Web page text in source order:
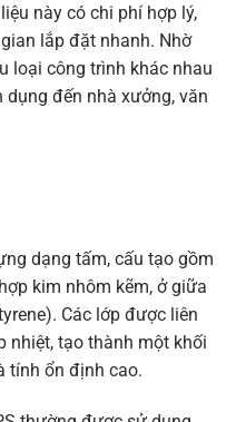
này có chi phí hợp lý,
lắp đặt nhanh. Nhờ
loại công trình khác nhau
đến nhà xưởng, văn
dạng tấm, cấu tạo gồm
kim nhôm kẽm, ở giữa
Các lớp được liên
nhiệt, tạo thành một khối
tính ổn định cao.